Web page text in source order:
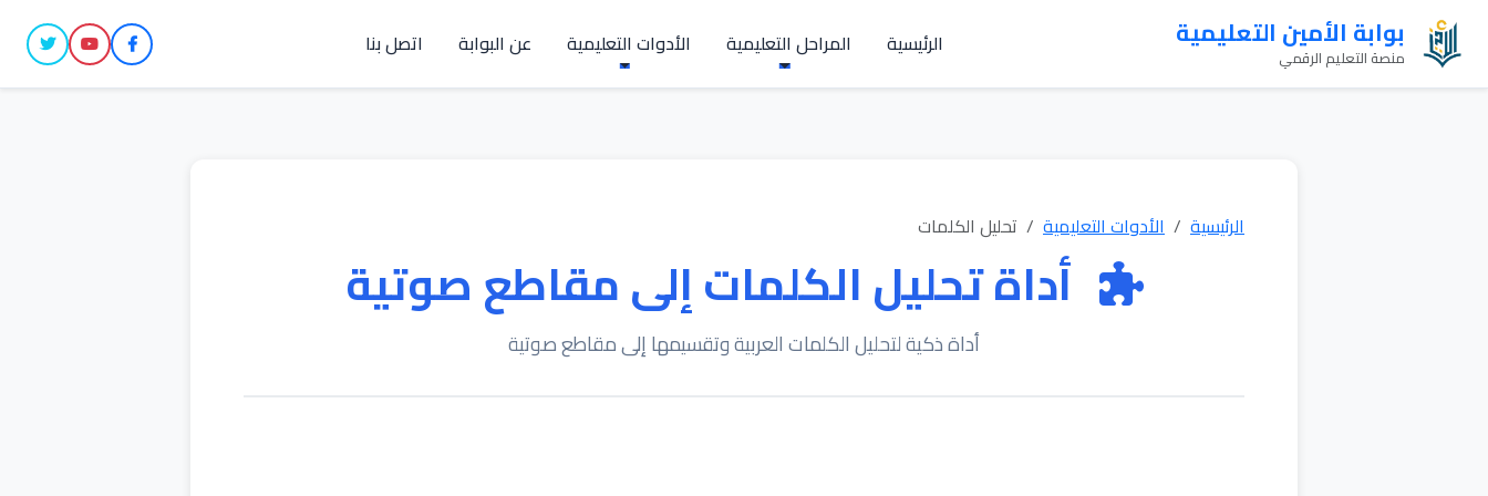
بوابة الأمين التعليمية
منصة التعليم الرقمي الرئيسية المراحل التعليمية الأدوات التعليمية عن البوابة اتصل بنا
الرئيسية الأدوات التعليمية تحليل الكلمات
أداة تحليل الكلمات إلى مقاطع صوتية
أداة ذكية لتحليل الكلمات العربية وتقسيمها إلى مقاطع صوتية